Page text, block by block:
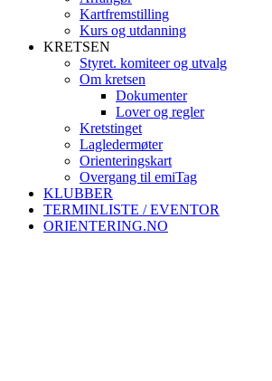
Kartfremstilling
Kurs og utdanning
KRETSEN
Styret. komiteer og utvalg
Om kretsen
Dokumenter
Lover og regler
Kretstinget
Lagledermøter
Orienteringskart
Overgang til emiTag
KLUBBER
TERMINLISTE / EVENTOR
ORIENTERING.NO